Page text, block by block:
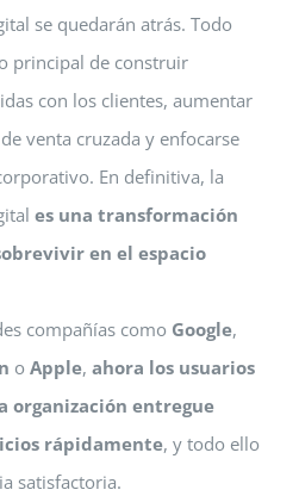
se quedarán atrás. Todo
principal de construir
con los clientes, aumentar
venta cruzada y enfocarse
En definitiva, la
es una transformación
en el espacio
compañías como Google,
o Apple, ahora los usuarios
organización entregue
rápidamente, y todo ello
satisfactoria.